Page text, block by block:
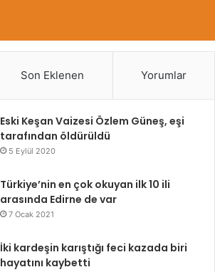
Son Eklenen Yorumlar
Eski Keşan Vaizesi Özlem Güneş, eşi
tarafından öldürüldü
5 Eylül 2020
Türkiye’nin en çok okuyan ilk 10 ili
arasında Edirne de var
7 Ocak 2021
İki kardeşin karıştığı feci kazada biri
hayatını kaybetti